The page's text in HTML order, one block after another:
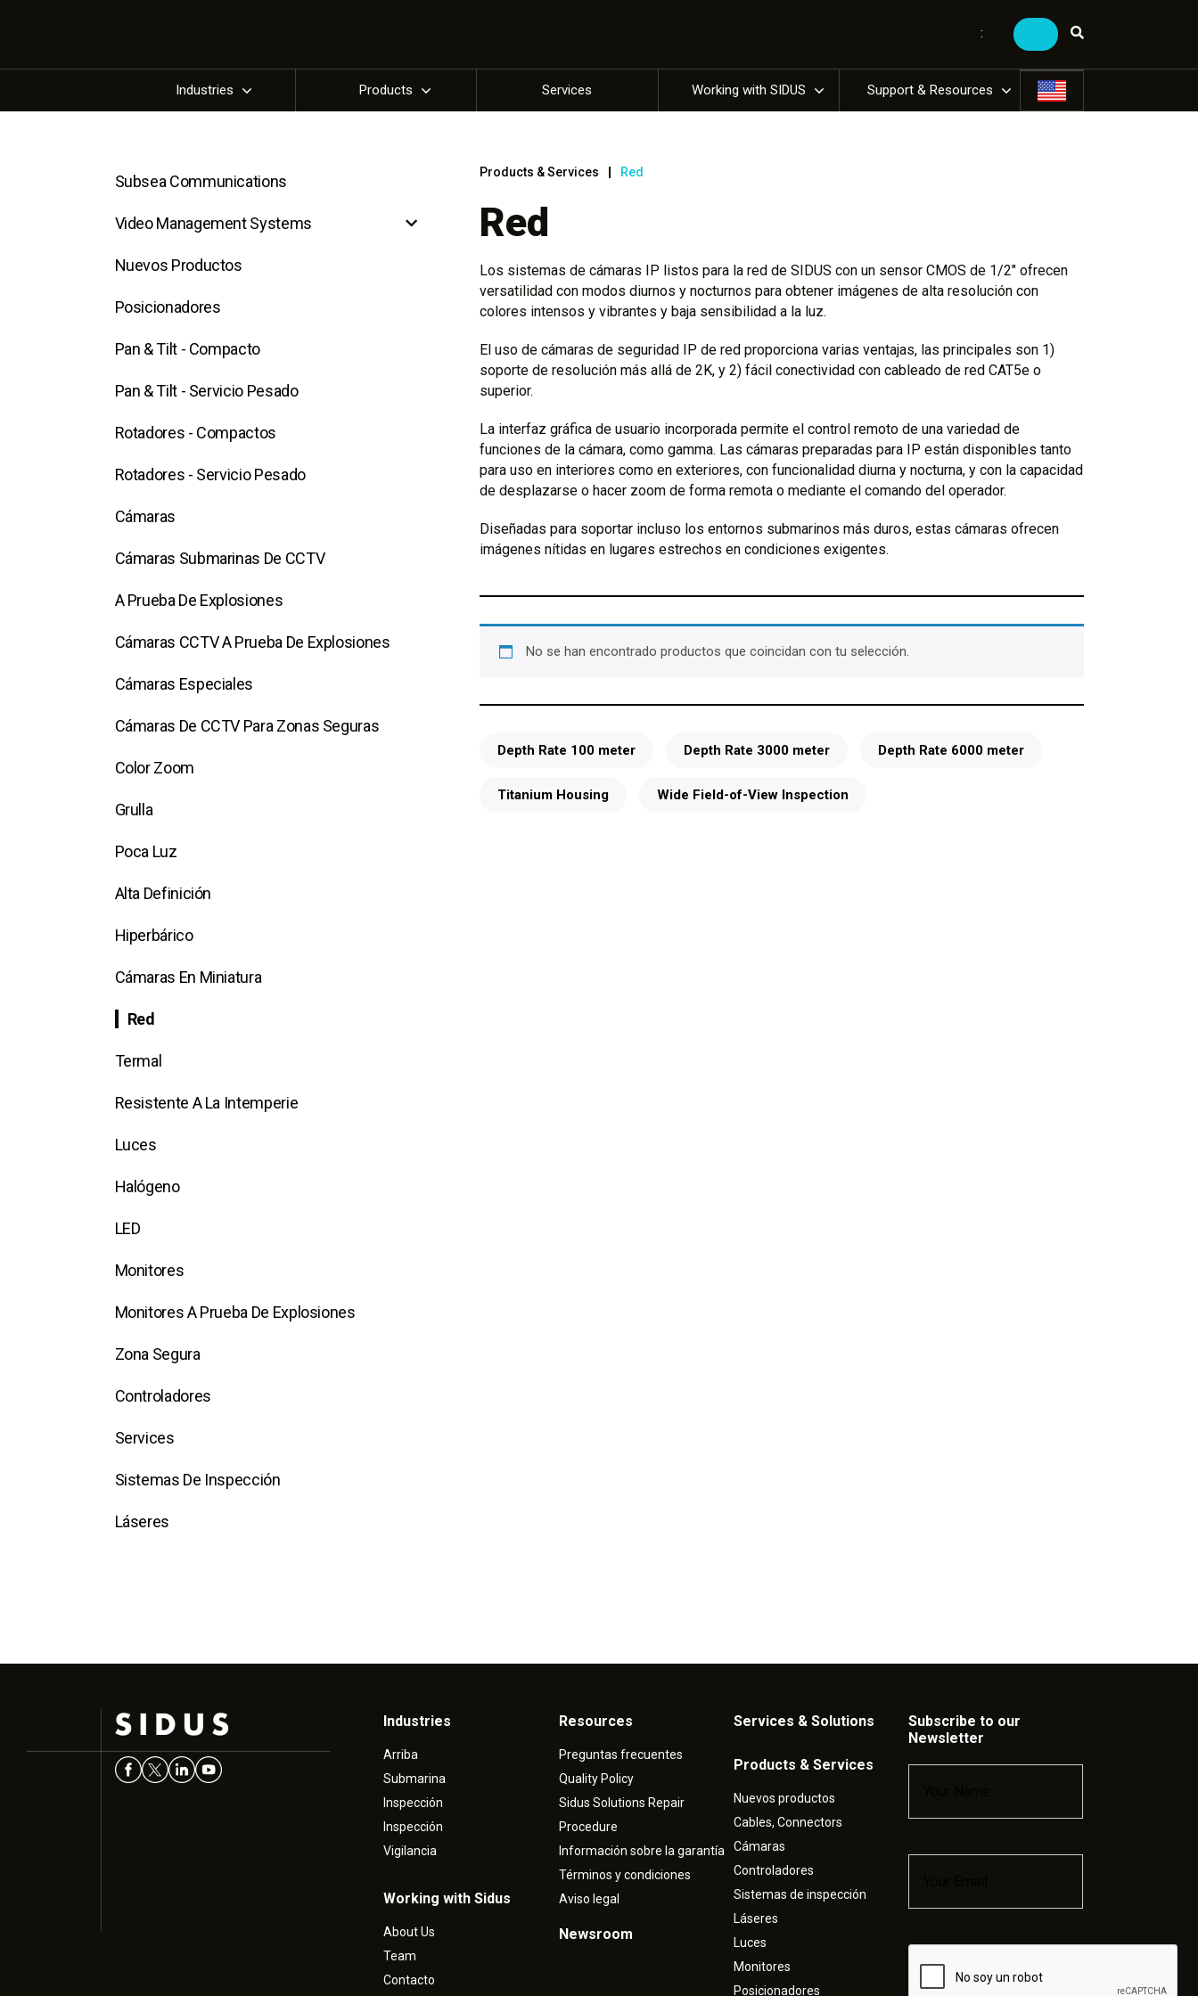
:
Industries Products Services Working with SIDUS Support & Resources
Subsea Communications
Video Management Systems
Nuevos Productos
Posicionadores
Pan & Tilt - Compacto
Pan & Tilt - Servicio Pesado
Rotadores - Compactos
Rotadores - Servicio Pesado
Cámaras
Cámaras Submarinas De CCTV
A Prueba De Explosiones
Cámaras CCTV A Prueba De Explosiones
Cámaras Especiales
Cámaras De CCTV Para Zonas Seguras
Color Zoom
Grulla
Poca Luz
Alta Definición
Hiperbárico
Cámaras En Miniatura
Red
Termal
Resistente A La Intemperie
Luces
Halógeno
LED
Monitores
Monitores A Prueba De Explosiones
Zona Segura
Controladores
Services
Sistemas De Inspección
Láseres
Products & Services Red
Red
Los sistemas de cámaras IP listos para la red de SIDUS con un sensor CMOS de 1/2″ ofrecen
versatilidad con modos diurnos y nocturnos para obtener imágenes de alta resolución con
colores intensos y vibrantes y baja sensibilidad a la luz.
El uso de cámaras de seguridad IP de red proporciona varias ventajas, las principales son 1)
soporte de resolución más allá de 2K, y 2) fácil conectividad con cableado de red CAT5e o
superior.
La interfaz gráfica de usuario incorporada permite el control remoto de una variedad de
funciones de la cámara, como gamma. Las cámaras preparadas para IP están disponibles tanto
para uso en interiores como en exteriores, con funcionalidad diurna y nocturna, y con la capacidad
de desplazarse o hacer zoom de forma remota o mediante el comando del operador.
Diseñadas para soportar incluso los entornos submarinos más duros, estas cámaras ofrecen
imágenes nítidas en lugares estrechos en condiciones exigentes.
No se han encontrado productos que coincidan con tu selección.
Depth Rate 100 meter Depth Rate 3000 meter Depth Rate 6000 meter
Titanium Housing Wide Field-of-View Inspection
Industries
Arriba
Submarina
Inspección
Inspección
Vigilancia
Working with Sidus
About Us
Team
Contacto
Resources
Preguntas frecuentes
Quality Policy
Sidus Solutions Repair
Procedure
Información sobre la garantía
Términos y condiciones
Aviso legal
Newsroom
Services & Solutions
Products & Services
Nuevos productos
Cables, Connectors
Cámaras
Controladores
Sistemas de inspección
Láseres
Luces
Monitores
Posicionadores
Subscribe to our
Newsletter